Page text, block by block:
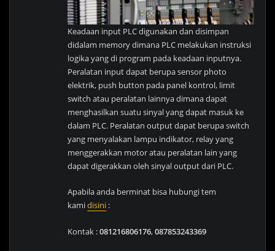
Keadaan input PLC digunakan dan disimpan
didalam memory dimana PLC melakukan instruksi
logika yang di program pada keadaan inputnya.
Peralatan input dapat berupa sensor photo
elektrik, push button pada panel kontrol, limit
switch atau peralatan lainnya dimana dapat
menghasilkan suatu sinyal yang dapat masuk ke
dalam PLC. Peralatan output dapat berupa switch
yang menyalakan lampu indikator, relay yang
menggerakkan motor atau peralatan lain yang
dapat digerakkan oleh sinyal output dari PLC.
Apabila anda berminat bisa hubungi tem
kamidisini :
Kontak :081216806176,087853243369